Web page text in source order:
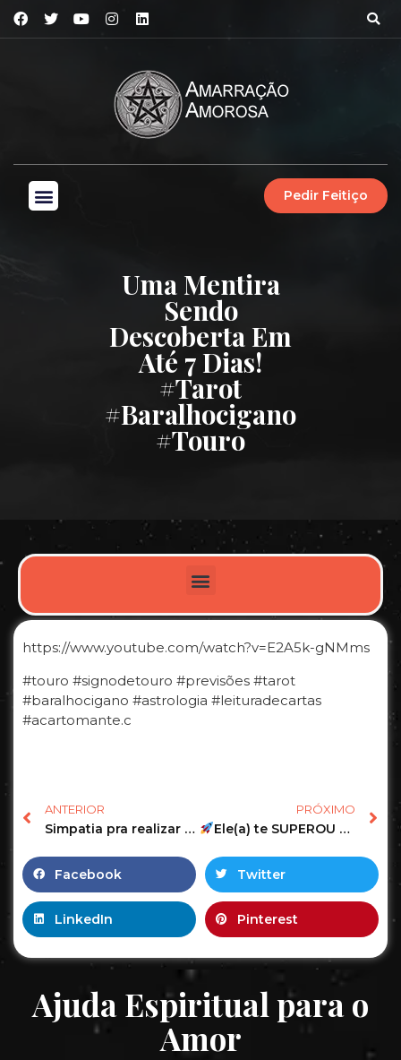
Pedir Feitiço
Uma Mentira
Sendo
Descoberta Em
Até 7 Dias!
#tarot
#baralhocigano
#touro
https://www.youtube.com/watch?v=E2A5k-gNMms
#touro #signodetouro #previsões #tarot
#baralhocigano #astrologia #leituradecartas
#acartomante.c
ANTERIOR
Simpatia pra realizar 3 desejos
PRÓXIMO
Ele(a) te SUPEROU ou ainda tem SENTIMENTOS?
Facebook Twitter
LinkedIn Pinterest
Ajuda Espiritual para o
Amor